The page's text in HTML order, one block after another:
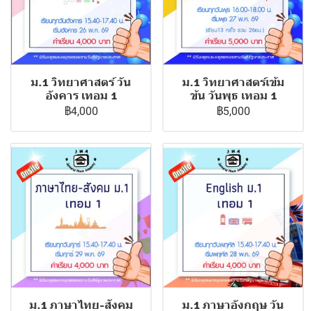
ม.1 วิทยาศาสตร์ วัน
อังคาร เทอม 1
฿4,000
ม.1 วิทยาศาสตร์เข้ม
ข้น วันพุธ เทอม 1
฿5,000
ม.1 ภาษาไทย-สังคม
ม.1 ภาษาอังกฤษ วัน